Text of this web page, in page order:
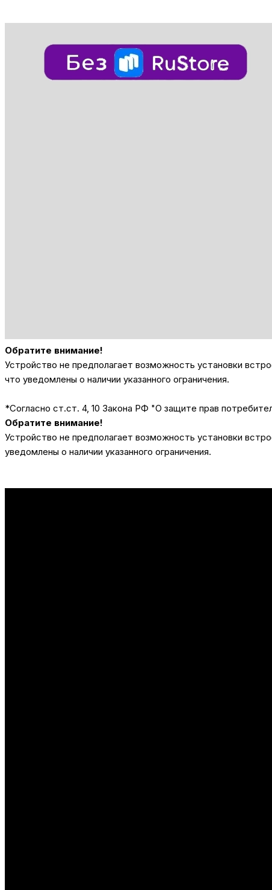
Обратите внимание!
Устройство не предполагает возможность установки
что уведомлены о наличии указанного ограничения.
*Согласно ст.ст. 4, 10 Закона РФ "О защите прав
Обратите внимание!
Устройство не предполагает возможность установки
уведомлены о наличии указанного ограничения.